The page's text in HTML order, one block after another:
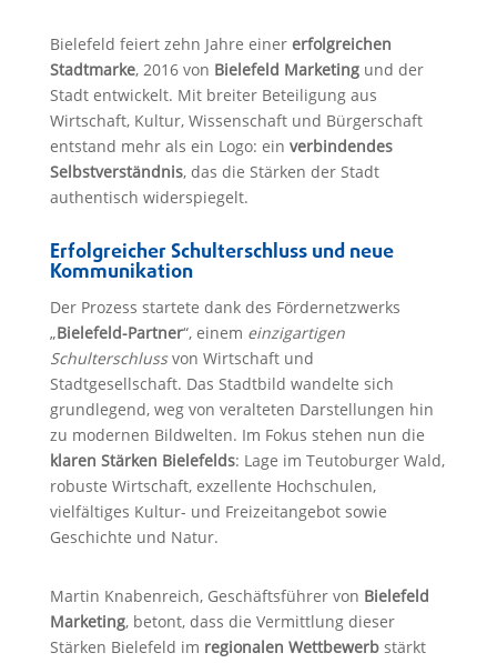
Bielefeld feiert zehn Jahre einer erfolgreichen
Stadtmarke, 2016 von Bielefeld Marketingund der
Stadt entwickelt. Mit breiter Beteiligung aus
Wirtschaft, Kultur, Wissenschaft und Bürgerschaft
entstand mehr als ein Logo: ein verbindendes
Selbstverständnis, das die Stärken der Stadt
authentisch widerspiegelt.
Erfolgreicher Schulterschluss und neue
Kommunikation
Der Prozess startete dank des Fördernetzwerks
„Bielefeld-Partner“, einem einzigartigen
Schulterschlussvon Wirtschaft und
Stadtgesellschaft. Das Stadtbild wandelte sich
grundlegend, weg von veralteten Darstellungen hin
zu modernen Bildwelten. Im Fokus stehen nun die
klaren Stärken Bielefelds: Lage im Teutoburger Wald,
robuste Wirtschaft, exzellente Hochschulen,
vielfältiges Kultur- und Freizeitangebot sowie
Geschichte und Natur.
Martin Knabenreich, Geschäftsführer von Bielefeld
Marketing, betont, dass die Vermittlung dieser
Stärken Bielefeld im regionalen Wettbewerbstärkt